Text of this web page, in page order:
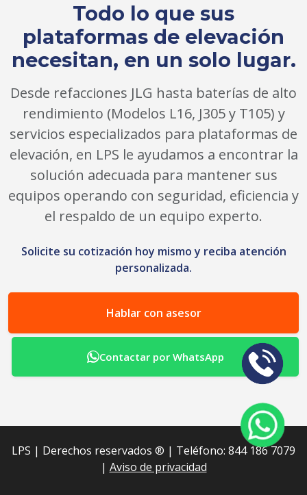
Todo lo que sus
plataformas de elevación
necesitan, en un solo lugar.
Desde refacciones JLG hasta baterías de alto
rendimiento (Modelos L16, J305 y T105) y
servicios especializados para plataformas de
elevación, en LPS le ayudamos a encontrar la
solución adecuada para mantener sus
equipos operando con seguridad, eficiencia y
el respaldo de un equipo experto.
Solicite su cotización hoy mismo y reciba atención
personalizada.
Hablar con asesor
Contactar por WhatsApp
LPS | Derechos reservados ®︎ | Teléfono: 844 186 7079
| Aviso de privacidad